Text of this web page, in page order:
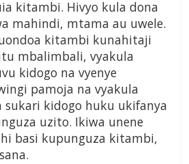
kitambi. Hivyo kula dona
mahindi, mtama au uwele.
kitambi kunahitaji
mbalimbali, vyakula
kidogo na vyenye
pamoja na vyakula
sukari kidogo huku ukifanya
uzito. Ikiwa unene
basi kupunguza kitambi,